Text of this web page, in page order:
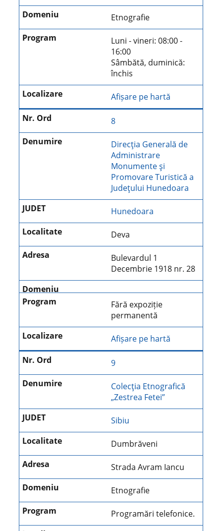
Etnografie
Luni - vineri: 08:00 -
16:00
Sâmbătă, duminică:
închis
Afișare pe hartă
8
Direcţia Generală de
Administrare
Monumente şi
Promovare Turistică a
Judeţului Hunedoara
Hunedoara
Deva
Bulevardul 1
Decembrie 1918 nr. 28
Fără expoziție
permanentă
Afișare pe hartă
9
Colecţia Etnografică
„Zestrea Fetei”
Sibiu
Dumbrăveni
Strada Avram Iancu
Etnografie
Programări telefonice.